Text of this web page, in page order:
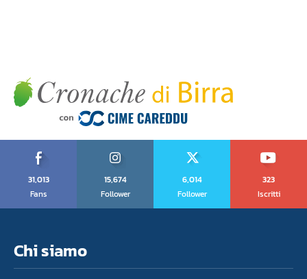
31,013
Fans
15,674
Follower
6,014
Follower
323
Iscritti
Chi siamo